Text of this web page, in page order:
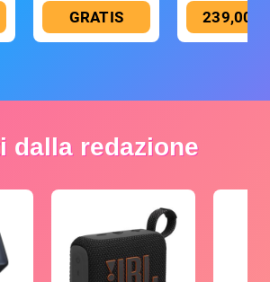
GRATIS 239,00 €
dalla redazione